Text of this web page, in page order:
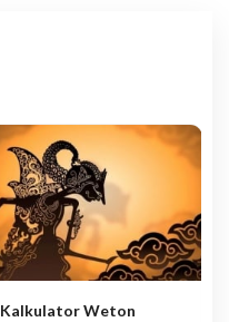
Kalkulator Weton